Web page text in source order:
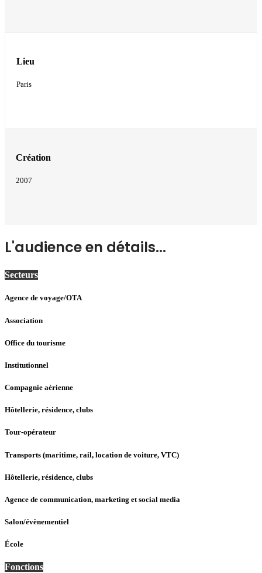
Lieu
Paris
Création
2007
L'audience en détails...
Secteurs
Agence de voyage/OTA
Association
Office du tourisme
Institutionnel
Compagnie aérienne
Hôtellerie, résidence, clubs
Tour-opérateur
Transports (maritime, rail, location de voiture, VTC)
Hôtellerie, résidence, clubs
Agence de communication, marketing et social media
Salon/évènementiel
École
Fonctions